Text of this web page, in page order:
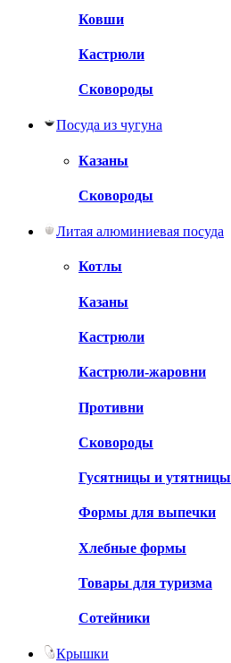
Ковши
Кастрюли
Сковороды
Посуда из чугуна
Казаны
Сковороды
Литая алюминиевая посуда
Котлы
Казаны
Кастрюли
Кастрюли-жаровни
Противни
Сковороды
Гусятницы и утятницы
Формы для выпечки
Хлебные формы
Товары для туризма
Сотейники
Крышки